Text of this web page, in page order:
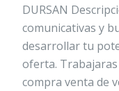
DURSAN
comunicativas y
desarrollar tu
oferta.
compra venta de